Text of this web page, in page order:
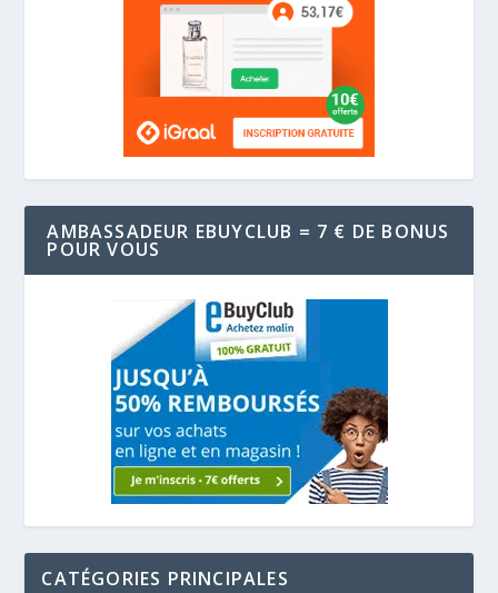
AMBASSADEUR EBUYCLUB = 7 € DE BONUS
POUR VOUS
CATÉGORIES PRINCIPALES